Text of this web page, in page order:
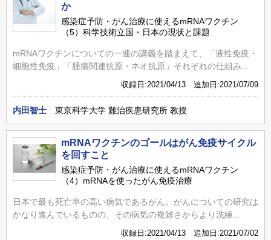
か
感染症予防・がん治療に使えるmRNAワクチン
（5）科学技術立国・日本の現状と課題
mRNAワクチンについての一連の講義を踏まえて、「液性免疫・
細胞性免疫」「腫瘍関連抗原・ネオ抗原」それぞれの仕組み...
収録日:2021/04/13 追加日:2021/07/09
内田智士 東京科学大学 難治疾患研究所 教授
mRNAワクチンのゴールはがん免疫サイクル
を回すこと
感染症予防・がん治療に使えるmRNAワクチン
（4）mRNAを使ったがん免疫治療
日本で最も死亡率の高い病気であるがん。がんについての研究は
かなり進んでいるものの、その病気の複雑さからより洗練...
収録日:2021/04/13 追加日:2021/07/02